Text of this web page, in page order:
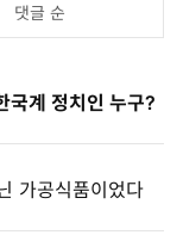
댓글 순
국계 정치인 누구?
가공식품이었다